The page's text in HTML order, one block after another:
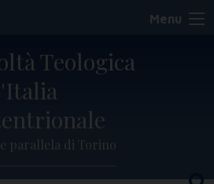
Menu
Teologica
parallela di Torino